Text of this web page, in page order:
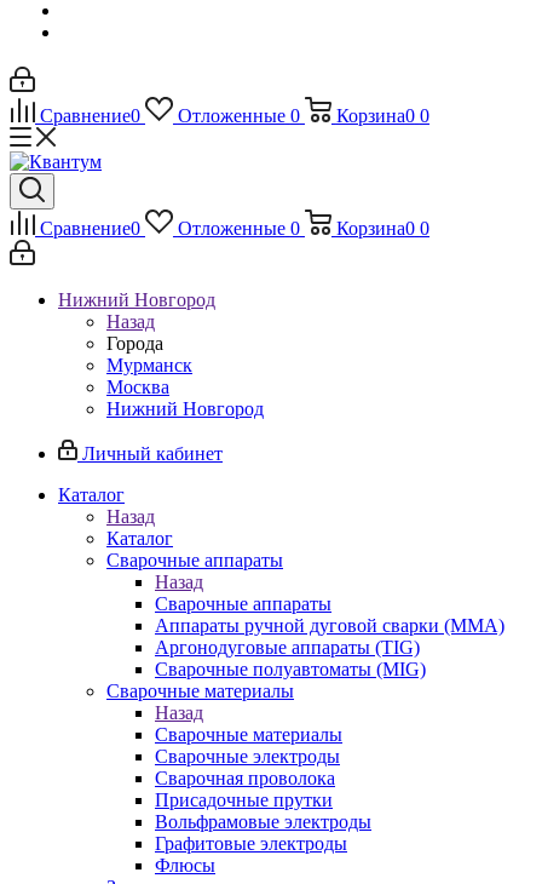
Сравнение0 Отложенные 0 Корзина0 0
Сравнение0 Отложенные 0 Корзина0 0
Нижний Новгород
Назад
Города
Мурманск
Москва
Нижний Новгород
Личный кабинет
Каталог
Назад
Каталог
Сварочные аппараты
Назад
Сварочные аппараты
Аппараты ручной дуговой сварки (MMA)
Аргонодуговые аппараты (TIG)
Сварочные полуавтоматы (MIG)
Сварочные материалы
Назад
Сварочные материалы
Сварочные электроды
Сварочная проволока
Присадочные прутки
Вольфрамовые электроды
Графитовые электроды
Флюсы